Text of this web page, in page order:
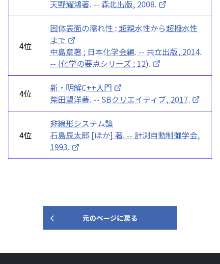
天野耀鴻著. -- 森北出版, 2008.
4位
固体表面の濡れ性 : 超親水性から超撥水性
まで
中島章著 ; 日本化学会編. -- 共立出版, 2014.
-- (化学の要点シリーズ ; 12).
4位
新・明解C++入門
柴田望洋著. -- SBクリエイティブ, 2017.
4位
非線形システム論
石島辰太郎 [ほか] 著. -- 計測自動制御学会,
1993.
元のページに戻る